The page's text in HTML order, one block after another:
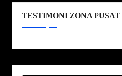
TESTIMONI ZONA